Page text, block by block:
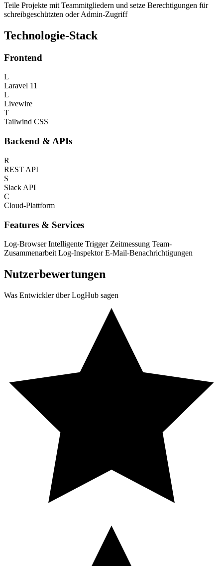
Teile Projekte mit Teammitgliedern und setze Berechtigungen für
schreibgeschützten oder Admin-Zugriff
Technologie-Stack
Frontend
L
Laravel 11
L
Livewire
T
Tailwind CSS
Backend & APIs
R
REST API
S
Slack API
C
Cloud-Plattform
Features & Services
Log-Browser Intelligente Trigger Zeitmessung Team-
Zusammenarbeit Log-Inspektor E-Mail-Benachrichtigungen
Nutzerbewertungen
Was Entwickler über LogHub sagen